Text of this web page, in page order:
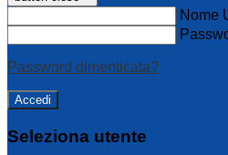
Nome
Password dimenticata?
Seleziona utente